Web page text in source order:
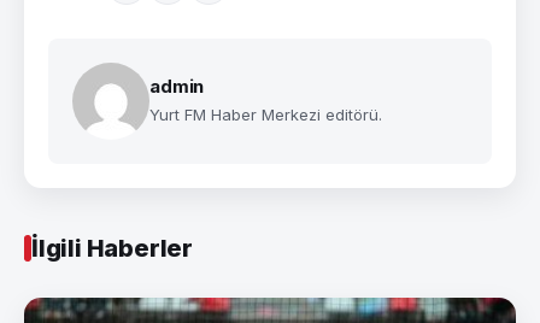
admin
Yurt FM Haber Merkezi editörü.
İlgili Haberler